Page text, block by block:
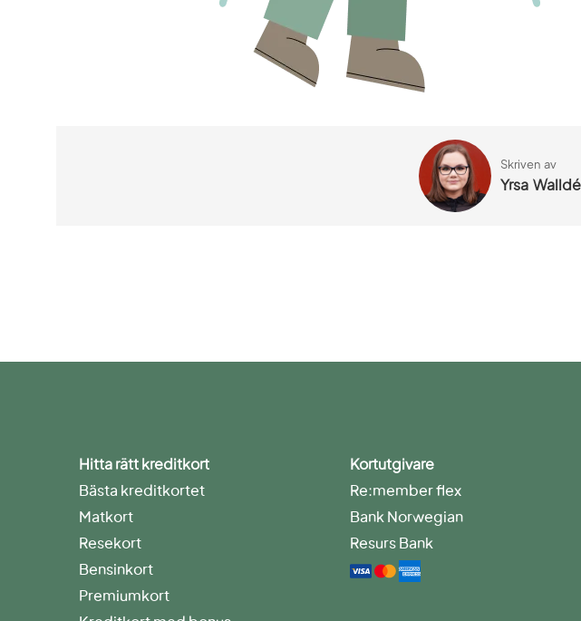
Skriven av
Yrsa
Hitta rätt kreditkort
Bästa kreditkortet
Matkort
Resekort
Bensinkort
Premiumkort
Kortutgivare
Re:member flex
Bank Norwegian
Resurs Bank